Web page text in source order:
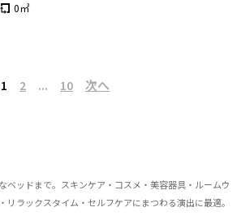
0㎡
1 2 ... 10 次へ
ベッドまで。スキンケア・コスメ・美容器具・ルームウ
リラックスタイム・セルフケアにまつわる演出に最適。